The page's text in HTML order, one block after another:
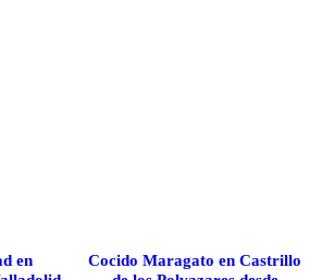
en
Cocido Maragato en Castrillo